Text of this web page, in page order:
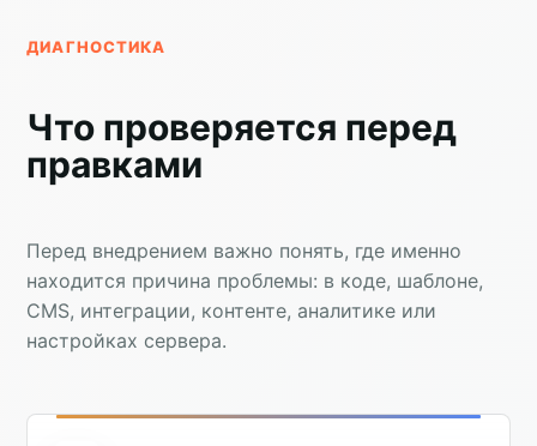
ДИАГНОСТИКА
Что проверяется перед
правками
Перед внедрением важно понять, где именно
находится причина проблемы: в коде, шаблоне,
CMS, интеграции, контенте, аналитике или
настройках сервера.